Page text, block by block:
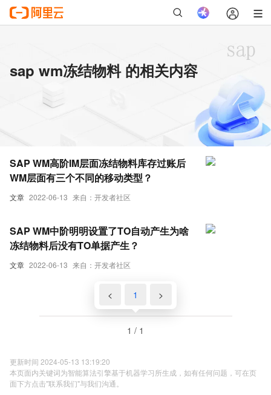
sap wm冻结物料 的相关内容
文章 2022-06-13 来自：开发者社区
SAP WM高阶IM层面冻结物料库存过账后
WM层面有三个不同的移动类型？
文章 2022-06-13 来自：开发者社区
SAP WM中阶明明设置了TO自动产生为啥
冻结物料后没有TO单据产生？
< 1 >
1 / 1
更新时间 2024-05-13 13:19:20
本页面内关键词为智能算法引擎基于机器学习所生成，如有任何问题，可在页
面下方点击"联系我们"与我们沟通。